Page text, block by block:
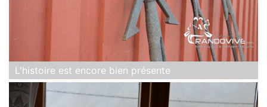
L'histoire est encore bien présente